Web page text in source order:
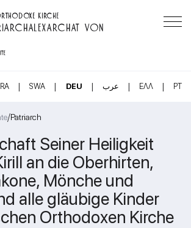
KIRCHE
VON
| SWA | DEU | عرب | ΕΛΛ | PT
/Patriarch
Seiner Heiligkeit
an die Oberhirten,
Mönche und
alle gläubige Kinder
Orthodoxen Kirche